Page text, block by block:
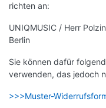
richten an:
UNIQMUSIC / Herr
Berlin
Sie können dafür
verwenden, das jedoch
>>>Muster-